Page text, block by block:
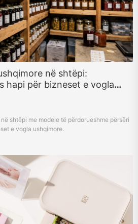
në shtëpi:
hapi për bizneset e vogla
shtëpi me modele të përdorueshme përsëri
e vogla ushqimore.